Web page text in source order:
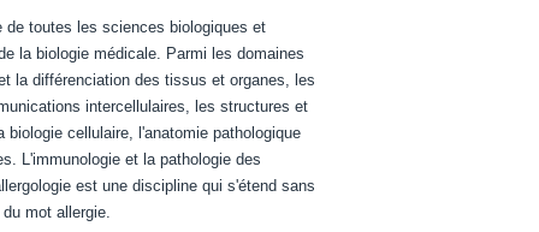
de toutes les sciences biologiques et
la biologie médicale. Parmi les domaines
la différenciation des tissus et organes, les
intercellulaires, les structures et
cellulaire, l'anatomie pathologique
L'immunologie et la pathologie des
est une discipline qui s'étend sans
mot allergie.